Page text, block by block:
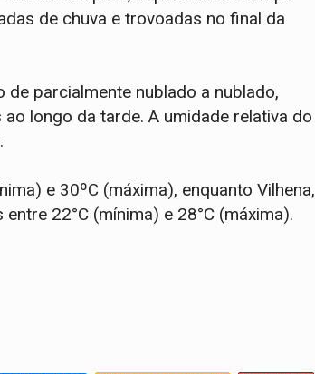
de chuva e trovoadas no final da
parcialmente nublado a nublado,
longo da tarde. A umidade relativa do
e 30ºC (máxima), enquanto Vilhena,
22°C (mínima) e 28°C (máxima).